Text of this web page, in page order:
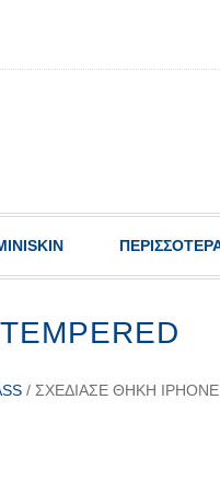
/ ΣΧΕΔΊΑΣΕ ΘΉΚΗ IPHONE